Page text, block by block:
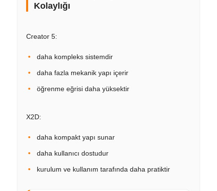
Kolaylığı
Creator 5:
daha kompleks sistemdir
daha fazla mekanik yapı içerir
öğrenme eğrisi daha yüksektir
X2D:
daha kompakt yapı sunar
daha kullanıcı dostudur
kurulum ve kullanım tarafında daha pratiktir